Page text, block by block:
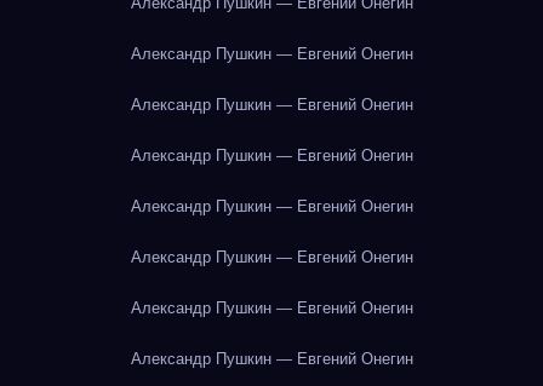
Александр Пушкин — Евгений Онегин
Александр Пушкин — Евгений Онегин
Александр Пушкин — Евгений Онегин
Александр Пушкин — Евгений Онегин
Александр Пушкин — Евгений Онегин
Александр Пушкин — Евгений Онегин
Александр Пушкин — Евгений Онегин